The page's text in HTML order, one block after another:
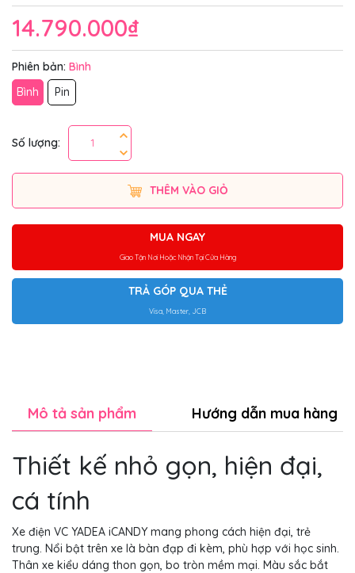
14.790.000₫
Phiên bản: Bình
Bình
Pin
Số lượng:
THÊM VÀO GIỎ
MUA NGAY
Giao Tận Nơi Hoặc Nhận Tại Cửa Hàng
TRẢ GÓP QUA THẺ
Visa, Master, JCB
Mô tả sản phẩm Hướng dẫn mua hàng
Thiết kế nhỏ gọn, hiện đại,
cá tính
Xe điện VC YADEA iCANDY mang phong cách hiện đại, trẻ
trung. Nổi bật trên xe là bàn đạp đi kèm, phù hợp với học sinh.
Thân xe kiểu dáng thon gọn, bo tròn mềm mại. Màu sắc bắt